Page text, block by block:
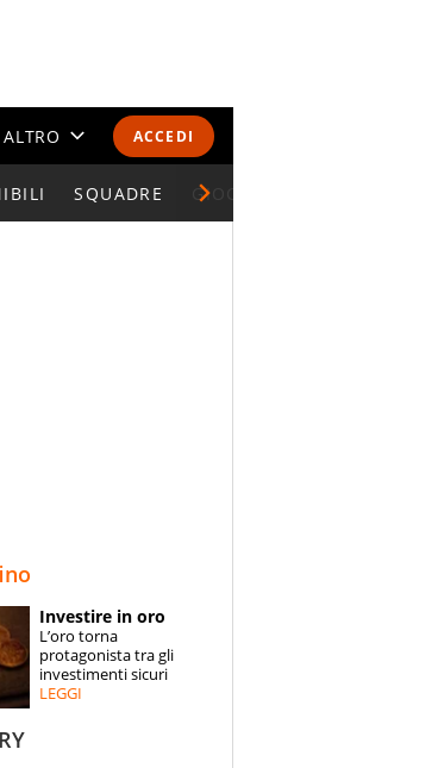
ACCEDI
ALTRO
CALENDARI E CLASSIFICHE
ESPERTI
CONTATTI
SQUADRE GIOCATORI SERIE A
Investire in oro
L’oro torna
protagonista tra gli
investimenti sicuri
LEGGI